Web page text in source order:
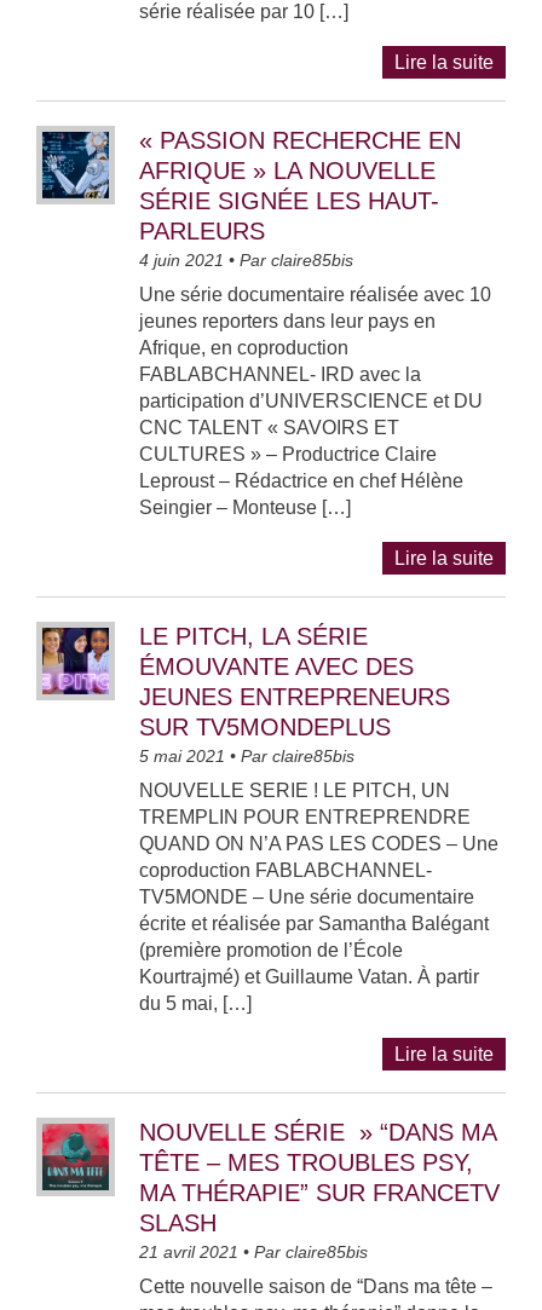
série réalisée par 10 […]
Lire la suite
« PASSION RECHERCHE EN
AFRIQUE » LA NOUVELLE
SÉRIE SIGNÉE LES HAUT-
PARLEURS
4 juin 2021 • Parclaire85bis
Une série documentaire réalisée avec 10
jeunes reporters dans leur pays en
Afrique, en coproduction
FABLABCHANNEL- IRD avec la
participation d’UNIVERSCIENCE et DU
CNC TALENT « SAVOIRS ET
CULTURES » – Productrice Claire
Leproust – Rédactrice en chef Hélène
Seingier – Monteuse […]
Lire la suite
LE PITCH, LA SÉRIE
ÉMOUVANTE AVEC DES
JEUNES ENTREPRENEURS
SUR TV5MONDEPLUS
5 mai 2021 • Parclaire85bis
NOUVELLE SERIE ! LE PITCH, UN
TREMPLIN POUR ENTREPRENDRE
QUAND ON N’A PAS LES CODES – Une
coproduction FABLABCHANNEL-
TV5MONDE – Une série documentaire
écrite et réalisée par Samantha Balégant
(première promotion de l’École
Kourtrajmé) et Guillaume Vatan. À partir
du 5 mai, […]
Lire la suite
NOUVELLE SÉRIE » “DANS MA
TÊTE – MES TROUBLES PSY,
MA THÉRAPIE” SUR FRANCETV
SLASH
21 avril 2021 • Parclaire85bis
Cette nouvelle saison de “Dans ma tête –